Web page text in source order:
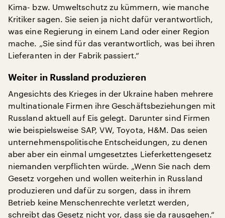
Kima- bzw. Umweltschutz zu kümmern, wie manche
Kritiker sagen. Sie seien ja nicht dafür verantwortlich,
was eine Regierung in einem Land oder einer Region
mache. „Sie sind für das verantwortlich, was bei ihren
Lieferanten in der Fabrik passiert.“
Weiter in Russland produzieren
Angesichts des Krieges in der Ukraine haben mehrere
multinationale Firmen ihre Geschäftsbeziehungen mit
Russland aktuell auf Eis gelegt. Darunter sind Firmen
wie beispielsweise SAP, VW, Toyota, H&M. Das seien
unternehmenspolitische Entscheidungen, zu denen
aber aber ein einmal umgesetztes Lieferkettengesetz
niemanden verpflichten würde. „Wenn Sie nach dem
Gesetz vorgehen und wollen weiterhin in Russland
produzieren und dafür zu sorgen, dass in ihrem
Betrieb keine Menschenrechte verletzt werden,
schreibt das Gesetz nicht vor, dass sie da rausgehen.“